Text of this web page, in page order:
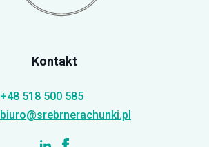
Kontakt
+48 518 500 585
biuro@srebrnerachunki.pl